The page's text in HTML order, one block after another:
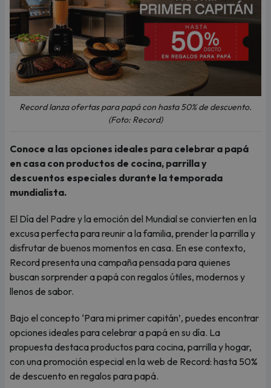
Record lanza ofertas para papá con hasta 50% de descuento.
(Foto: Record)
Conoce a las opciones ideales para celebrar a papá
en casa con productos de cocina, parrilla y
descuentos especiales durante la temporada
mundialista.
El Día del Padre y la emoción del Mundial se convierten en la
excusa perfecta para reunir a la familia, prender la parrilla y
disfrutar de buenos momentos en casa. En ese contexto,
Record presenta una campaña pensada para quienes
buscan sorprender a papá con regalos útiles, modernos y
llenos de sabor.
Bajo el concepto ‘Para mi primer capitán’, puedes encontrar
opciones ideales para celebrar a papá en su día. La
propuesta destaca productos para cocina, parrilla y hogar,
con una promoción especial en la web de Record: hasta 50%
de descuento en regalos para papá.